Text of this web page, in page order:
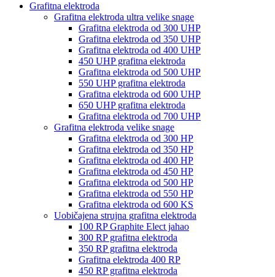
Grafitna elektroda
Grafitna elektroda ultra velike snage
Grafitna elektroda od 300 UHP
Grafitna elektroda od 350 UHP
Grafitna elektroda od 400 UHP
450 UHP grafitna elektroda
Grafitna elektroda od 500 UHP
550 UHP grafitna elektroda
Grafitna elektroda od 600 UHP
650 UHP grafitna elektroda
Grafitna elektroda od 700 UHP
Grafitna elektroda velike snage
Grafitna elektroda od 300 HP
Grafitna elektroda od 350 HP
Grafitna elektroda od 400 HP
Grafitna elektroda od 450 HP
Grafitna elektroda od 500 HP
Grafitna elektroda od 550 HP
Grafitna elektroda od 600 KS
Uobičajena strujna grafitna elektroda
100 RP Graphite Elect jahao
300 RP grafitna elektroda
350 RP grafitna elektroda
Grafitna elektroda 400 RP
450 RP grafitna elektroda